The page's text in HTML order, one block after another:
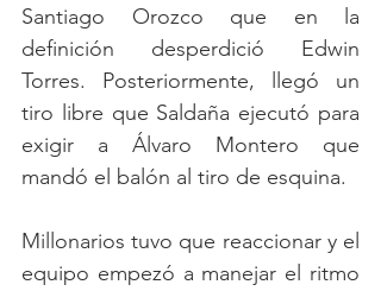
Santiago Orozco que en la
definición desperdició Edwin
Torres. Posteriormente, llegó un
tiro libre que Saldaña ejecutó para
exigir a Álvaro Montero que
mandó el balón al tiro de esquina.
Millonarios tuvo que reaccionar y el
equipo empezó a manejar el ritmo